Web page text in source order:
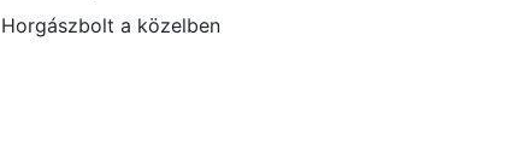
Horgászbolt a közelben